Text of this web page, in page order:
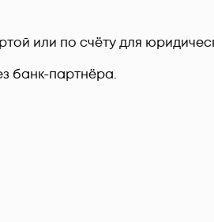
или по счёту для
банк-партнёра.